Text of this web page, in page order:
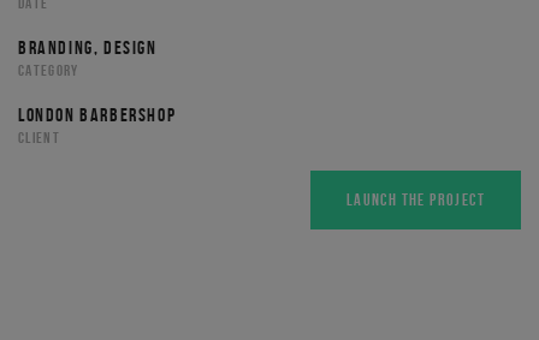
BRANDING, DESIGN
CATEGORY
LONDON BARBERSHOP
CLIENT
LAUNCH THE PROJECT